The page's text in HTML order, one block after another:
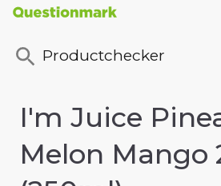
Productchecker
I'm Juice
Melon Mango